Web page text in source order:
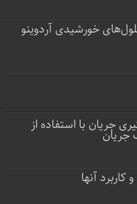
خورشیدی آردوینو
جریان با استفاده از
جریان
کاربرد آنها